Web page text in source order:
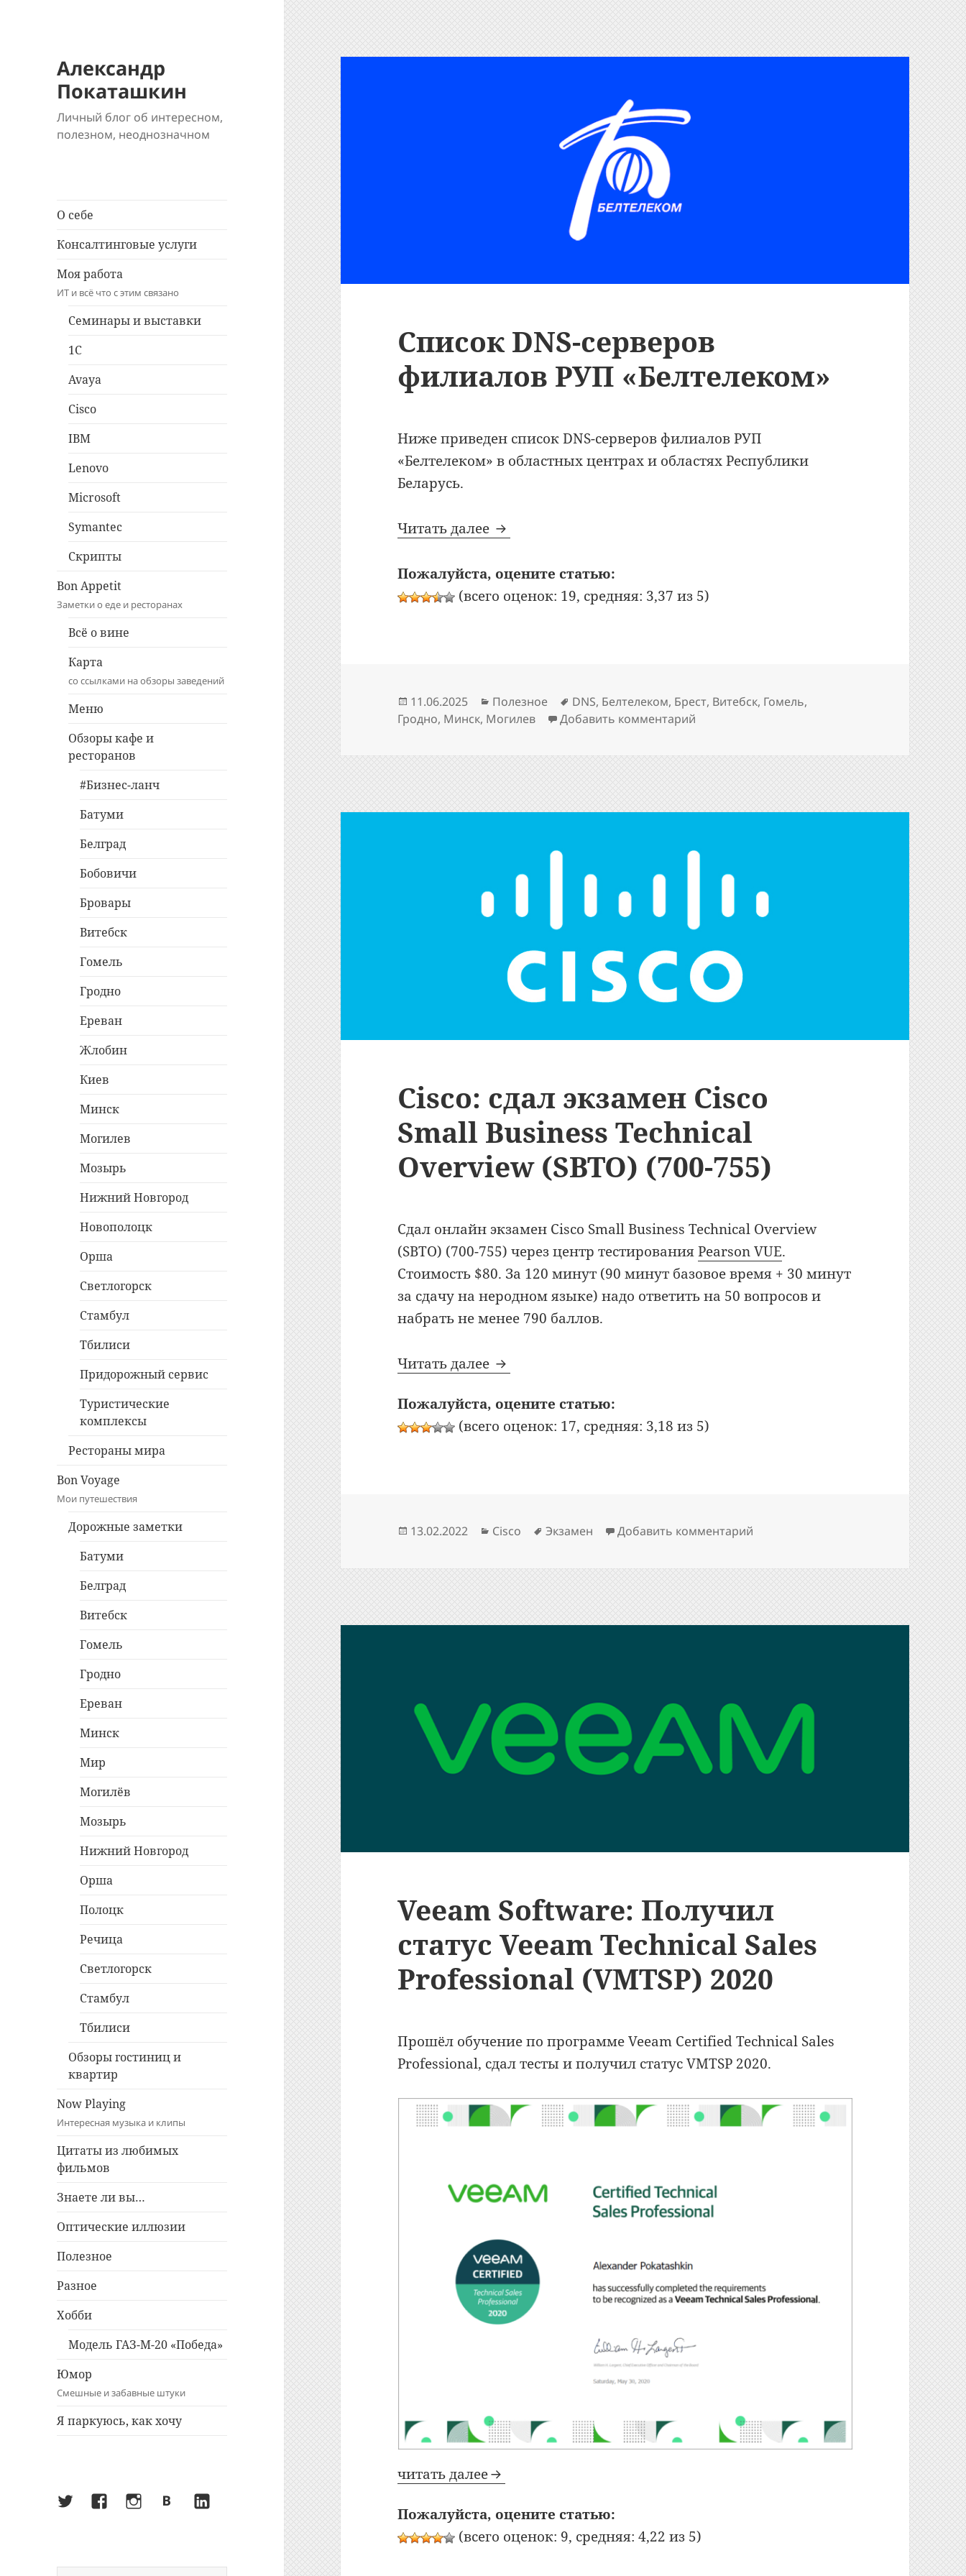
Александр
Покаташкин
Личный блог об интересном,
полезном, неоднозначном
О себе
Консалтинговые услуги
Моя работа
ИТ и всё что с этим связано
Семинары и выставки
1C
Avaya
Cisco
IBM
Lenovo
Microsoft
Symantec
Скрипты
Bon Appetit
Заметки о еде и ресторанах
Всё о вине
Карта
со ссылками на обзоры заведений
Меню
Обзоры кафе и
ресторанов
#Бизнес-ланч
Батуми
Белград
Бобовичи
Бровары
Витебск
Гомель
Гродно
Ереван
Жлобин
Киев
Минск
Могилев
Мозырь
Нижний Новгород
Новополоцк
Орша
Светлогорск
Стамбул
Тбилиси
Придорожный сервис
Туристические
комплексы
Рестораны мира
Bon Voyage
Мои путешествия
Дорожные заметки
Батуми
Белград
Витебск
Гомель
Гродно
Ереван
Минск
Мир
Могилёв
Мозырь
Нижний Новгород
Орша
Полоцк
Речица
Светлогорск
Стамбул
Тбилиси
Обзоры гостиниц и
квартир
Now Playing
Интересная музыка и клипы
Цитаты из любимых
фильмов
Знаете ли вы…
Оптические иллюзии
Полезное
Разное
Хобби
Модель ГАЗ-М-20 «Победа»
Юмор
Смешные и забавные штуки
Я паркуюсь, как хочу
TwitterFacebookInstagramВКонтакте
LinkedIn
Список DNS-серверов
филиалов РУП «Белтелеком»
Ниже приведен список DNS-серверов филиалов РУП
«Белтелеком» в областных центрах и областях Республики
Беларусь.
Читать далее Список DNS-серверов филиалов РУП «Белтелеком»
Пожалуйста, оцените статью:
(всего оценок: 19, средняя: 3,37 из 5)
Опубликовано
11.06.2025 Рубрики
Полезное Метки
DNS, Белтелеком, Брест, Витебск, Гомель,
Гродно, Минск, Могилев Добавить комментарий
Cisco: сдал экзамен Cisco
Small Business Technical
Overview (SBTO) (700-755)
Сдал онлайн экзамен Cisco Small Business Technical Overview
(SBTO) (700-755) через центр тестированияPearson VUE.
Стоимость $80. За 120 минут (90 минут базовое время + 30 минут
за сдачу на неродном языке) надо ответить на 50 вопросов и
набрать не менее 790 баллов.
Читать далее Cisco: сдал экзамен Cisco Small Business Technical Overview (SBTO)
Пожалуйста, оцените статью:
(всего оценок: 17, средняя: 3,18 из 5)
Опубликовано
13.02.2022 Рубрики
Cisco Метки
Экзамен Добавить комментарий
Veeam Software: Получил
статус Veeam Technical Sales
Professional (VMTSP) 2020
Прошёл обучение по программе Veeam Certified Technical Sales
Professional, сдал тесты и получил статус VMTSP 2020.
читать далее
Пожалуйста, оцените статью:
(всего оценок: 9, средняя: 4,22 из 5)